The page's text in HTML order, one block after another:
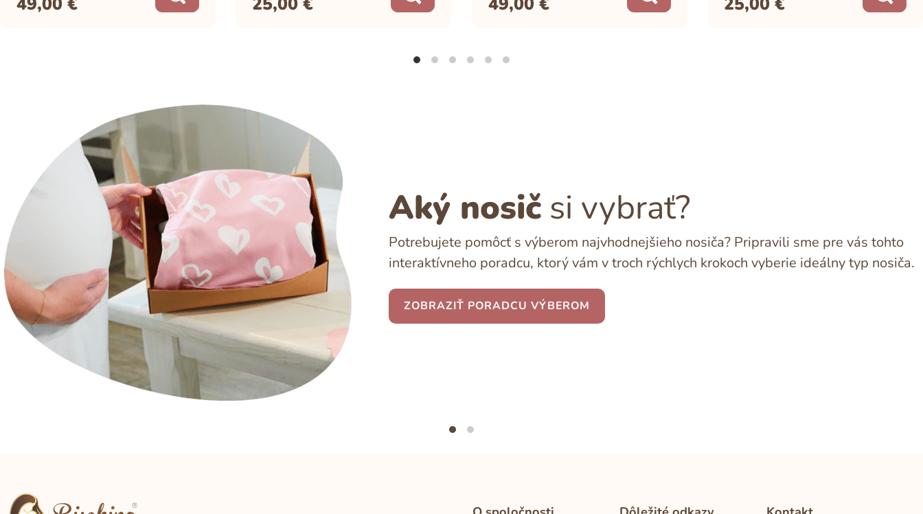
Aký nosič si vybrať?
Potrebujete pomôcť s výberom najvhodnejšieho nosiča? Pripravili sme pre vás tohto
interaktívneho poradcu, ktorý vám v troch rýchlych krokoch vyberie ideálny typ nosiča.
ZOBRAZIŤ PORADCU VÝBEROM